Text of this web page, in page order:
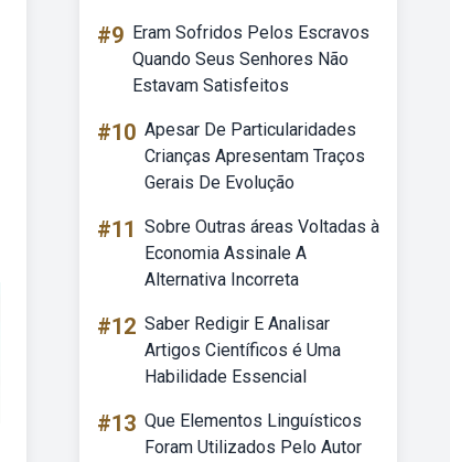
#9 Eram Sofridos Pelos Escravos
Quando Seus Senhores Não
Estavam Satisfeitos
#10 Apesar De Particularidades
Crianças Apresentam Traços
Gerais De Evolução
#11 Sobre Outras áreas Voltadas à
Economia Assinale A
Alternativa Incorreta
#12 Saber Redigir E Analisar
Artigos Científicos é Uma
Habilidade Essencial
#13 Que Elementos Linguísticos
Foram Utilizados Pelo Autor